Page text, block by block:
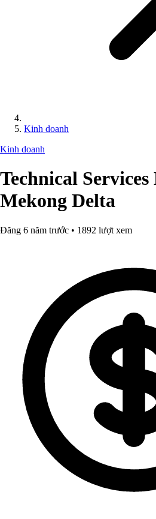
Kinh doanh
Kinh doanh
Technical
Mekong Delta
Đăng 6 năm trước • 1892 lượt xem